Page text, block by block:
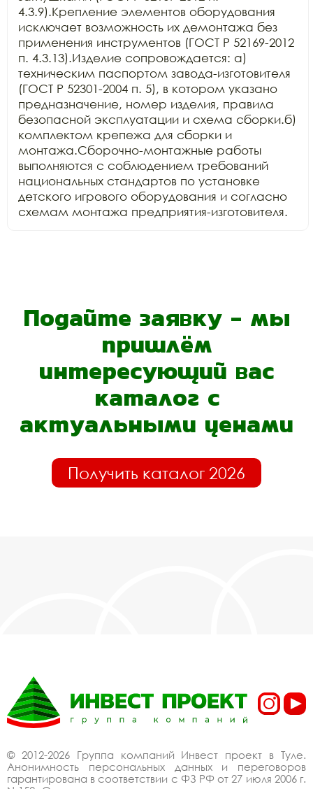
4.3.9).Крепление элементов оборудования
исключает возможность их демонтажа без
применения инструментов (ГОСТ Р 52169-2012
п. 4.3.13).Изделие сопровождается: а)
техническим паспортом завода-изготовителя
(ГОСТ Р 52301-2004 п. 5), в котором указано
предназначение, номер изделия, правила
безопасной эксплуатации и схема сборки.б)
комплектом крепежа для сборки и
монтажа.Сборочно-монтажные работы
выполняются с соблюдением требований
национальных стандартов по установке
детского игрового оборудования и согласно
схемам монтажа предприятия-изготовителя.
Подайте заявку - мы
пришлём
интересующий вас
каталог с
актуальными ценами
Получить каталог 2026
© 2012-2026 Группа компаний Инвест проект в Туле.
Анонимность персональных данных и переговоров
гарантирована в соответствии с ФЗ РФ от 27 июля 2006 г.